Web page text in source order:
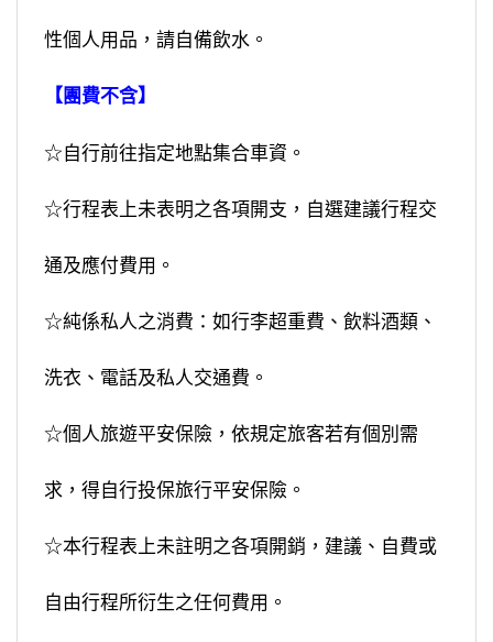
性個人用品，請自備飲水。
【團費不含】
☆自行前往指定地點集合車資。
☆行程表上未表明之各項開支，自選建議行程交
通及應付費用。
☆純係私人之消費：如行李超重費、飲料酒類、
洗衣、電話及私人交通費。
☆個人旅遊平安保險，依規定旅客若有個別需
求，得自行投保旅行平安保險。
☆本行程表上未註明之各項開銷，建議、自費或
自由行程所衍生之任何費用。